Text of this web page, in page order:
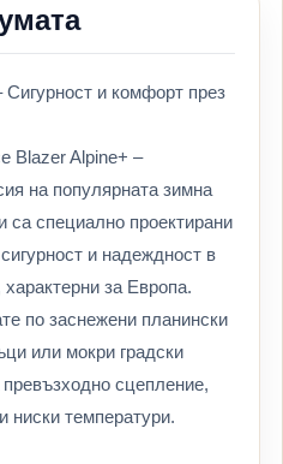
и комфорт през
Blazer Alpine+ –
на популярната зимна
са специално проектирани
и надеждност в
за Европа.
по заснежени планински
или мокри градски
сцепление,
ниски температури.